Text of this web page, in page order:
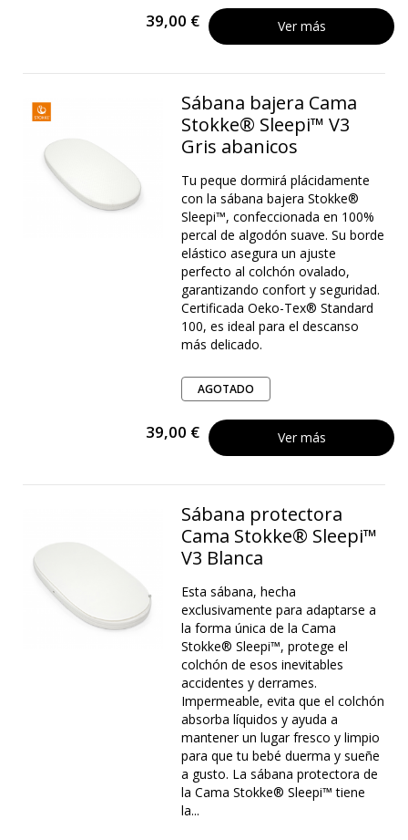
39,00 € Ver más
Sábana bajera Cama
Stokke® Sleepi™ V3
Gris abanicos
Tu peque dormirá plácidamente
con la sábana bajera Stokke®
Sleepi™, confeccionada en 100%
percal de algodón suave. Su borde
elástico asegura un ajuste
perfecto al colchón ovalado,
garantizando confort y seguridad.
Certificada Oeko-Tex® Standard
100, es ideal para el descanso
más delicado.
AGOTADO
39,00 € Ver más
Sábana protectora
Cama Stokke® Sleepi™
V3 Blanca
Esta sábana, hecha
exclusivamente para adaptarse a
la forma única de la Cama
Stokke® Sleepi™, protege el
colchón de esos inevitables
accidentes y derrames.
Impermeable, evita que el colchón
absorba líquidos y ayuda a
mantener un lugar fresco y limpio
para que tu bebé duerma y sueñe
a gusto. La sábana protectora de
la Cama Stokke® Sleepi™ tiene
la...